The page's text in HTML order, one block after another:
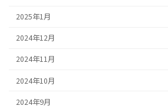
2025年1月
2024年12月
2024年11月
2024年10月
2024年9月